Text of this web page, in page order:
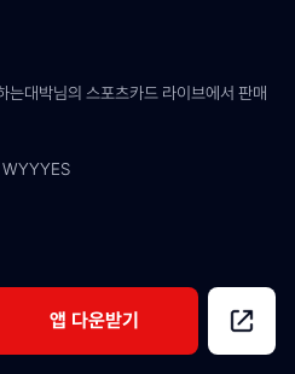
대박님의 스포츠카드 라이브에서 판매
WYYYES
앱 다운받기